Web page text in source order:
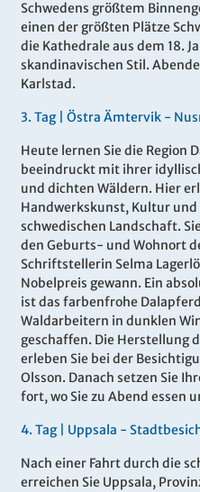
Schwedens größtem
einen der größten Plätze
die Kathedrale aus dem 18.
skandinavischen Stil.
Karlstad.
3. Tag | Östra Ämtervik -
Heute lernen Sie die Region
beeindruckt mit ihrer
und dichten Wäldern. Hier
Handwerkskunst, Kultur und
schwedischen Landschaft.
den Geburts- und Wohnort
Schriftstellerin Selma
Nobelpreis gewann. Ein
ist das farbenfrohe
Waldarbeitern in dunklen
geschaffen. Die Herstellung
erleben Sie bei der
Olsson. Danach setzen Sie
fort, wo Sie zu Abend essen
4. Tag | Uppsala -
Nach einer Fahrt durch die
erreichen Sie Uppsala,